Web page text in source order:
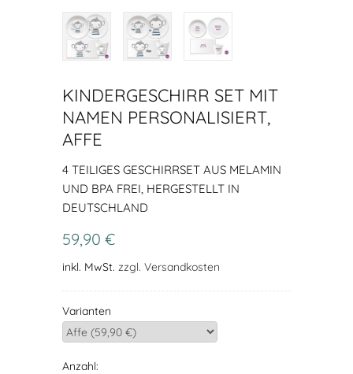
KINDERGESCHIRR SET MIT
NAMEN PERSONALISIERT,
AFFE
4 TEILIGES GESCHIRRSET AUS MELAMIN
UND BPA FREI, HERGESTELLT IN
DEUTSCHLAND
59,90 €
inkl. MwSt. zzgl. Versandkosten
Varianten
Anzahl: